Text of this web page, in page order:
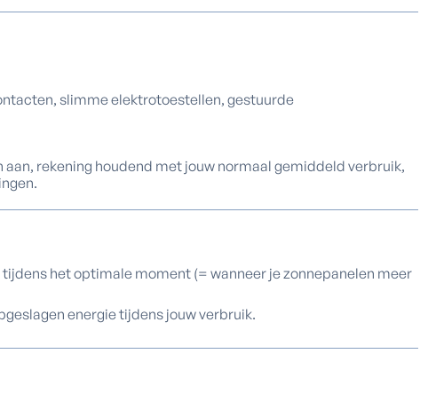
slimme elektrotoestellen, gestuurde
rekening houdend met jouw normaal gemiddeld verbruik,
het optimale moment (= wanneer je zonnepanelen meer
energie tijdens jouw verbruik.